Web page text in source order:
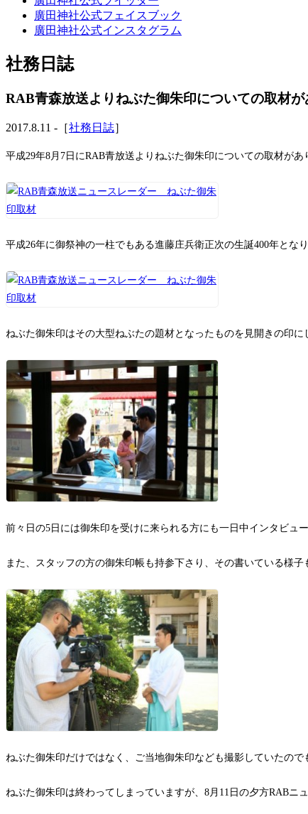
廣田神社公式フェイスブック
廣田神社公式インスタグラム
社務日誌
RAB青森放送よりねぶた御朱印についての取材が
2017.8.11 -［社務日誌］
平成29年8月7日にRAB青放送よりねぶた御朱印についての取材があ
平成26年に御祭神の一柱でもある進藤庄兵衛正次の生誕400年とな
ねぶた御朱印はその大型ねぶたの題材となったものを見開きの印
前々日の5日には御朱印を受けに来られる方にも一日中インタビュー
また、スタッフの方の御朱印帳も持参下さり、その書いている様子
ねぶた御朱印だけではなく、ご当地御朱印なども撮影していたので
ねぶた御朱印は終わってしまっていますが、8月11日の夕方RABニ